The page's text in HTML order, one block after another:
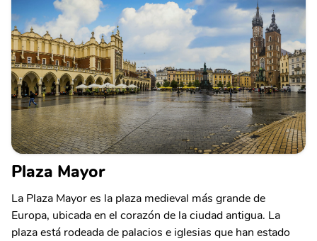
Plaza Mayor
La Plaza Mayor es la plaza medieval más grande de
Europa, ubicada en el corazón de la ciudad antigua. La
plaza está rodeada de palacios e iglesias que han estado